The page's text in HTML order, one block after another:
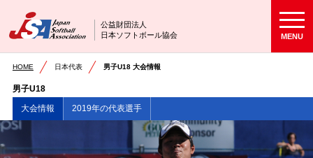
公益財団法人
日本ソフトボール協会
MENU
HOME 日本代表 男子U18 大会情報
男子U18
大会情報
2019年の代表選手